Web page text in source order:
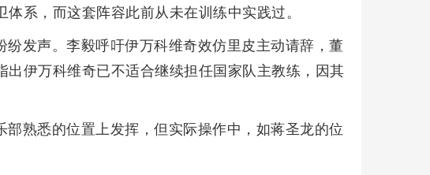
系，而这套阵容此前从未在训练中实践过。
发声。李毅呼吁伊万科维奇效仿里皮主动请辞，董
伊万科维奇已不适合继续担任国家队主教练，因其
熟悉的位置上发挥，但实际操作中，如蒋圣龙的位